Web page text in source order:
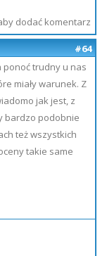
dodać komentarz
#64
ponoć trudny u nas
miały warunek. Z
jak jest, z
bardzo podobnie
też wszystkich
takie same